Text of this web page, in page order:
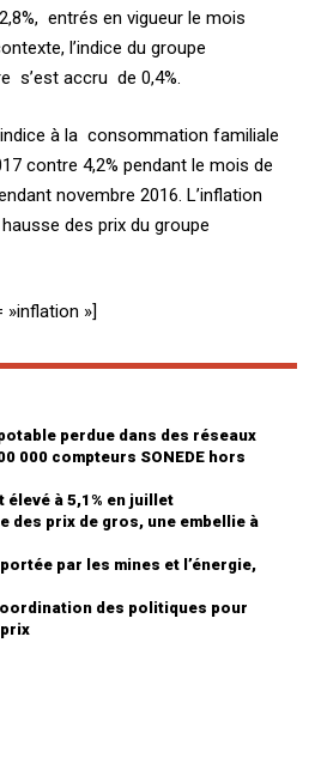
entrés en vigueur le mois
l’indice du groupe
s’est accru de 0,4%.
à la consommation familiale
contre 4,2% pendant le mois de
novembre 2016. L’inflation
des prix du groupe
»inflation »]
perdue dans des réseaux
000 compteurs SONEDE hors
élevé à 5,1% en juillet
des prix de gros, une embellie à
par les mines et l’énergie,
des politiques pour